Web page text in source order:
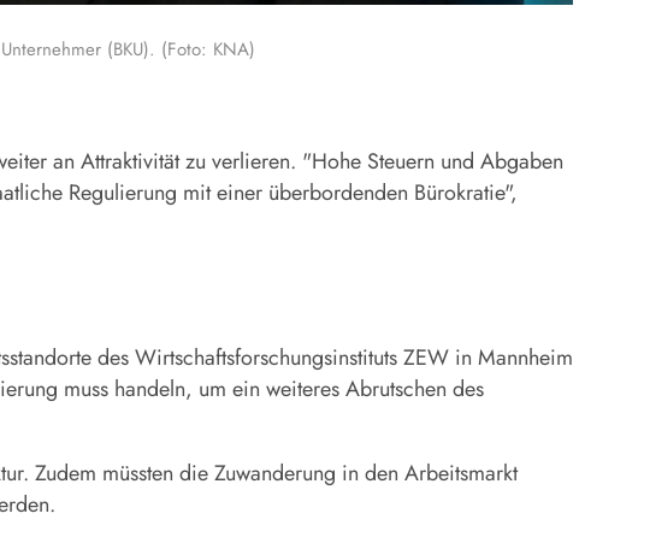
(BKU). (Foto: KNA)
an Attraktivität zu verlieren. "Hohe Steuern und Abgaben
Regulierung mit einer überbordenden Bürokratie",
des Wirtschaftsforschungsinstituts ZEW in Mannheim
muss handeln, um ein weiteres Abrutschen des
Zudem müssten die Zuwanderung in den Arbeitsmarkt